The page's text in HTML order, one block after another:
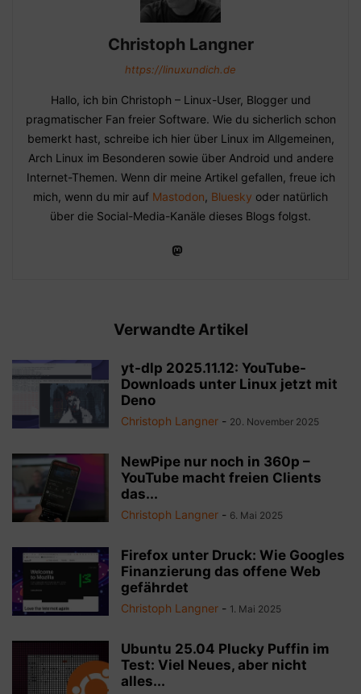
Christoph Langner
https://linuxundich.de
Hallo, ich bin Christoph – Linux-User, Blogger und
pragmatischer Fan freier Software. Wie du sicherlich schon
bemerkt hast, schreibe ich hier über Linux im Allgemeinen,
Arch Linux im Besonderen sowie über Android und andere
Internet-Themen. Wenn dir meine Artikel gefallen, freue ich
mich, wenn du mir auf Mastodon Bluesky oder natürlich
über die Social-Media-Kanäle dieses Blogs folgst.
Verwandte Artikel
yt-dlp 2025.11.12: YouTube-
Downloads unter Linux jetzt mit
Deno
Christoph Langner - 20. November 2025
NewPipe nur noch in 360p –
YouTube macht freien Clients
das...
Christoph Langner - 6. Mai 2025
Firefox unter Druck: Wie Googles
Finanzierung das offene Web
gefährdet
Christoph Langner - 1. Mai 2025
Ubuntu 25.04 Plucky Puffin im
Test: Viel Neues, aber nicht
alles...